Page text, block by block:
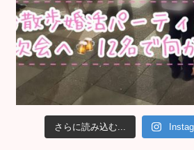
さらに読み込む...